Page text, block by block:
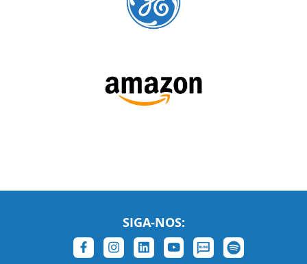
SIGA-NOS: